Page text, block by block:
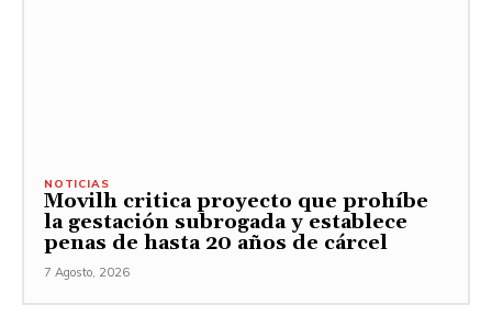
NOTICIAS
Movilh critica proyecto que prohíbe
la gestación subrogada y establece
penas de hasta 20 años de cárcel
7 Agosto, 2026